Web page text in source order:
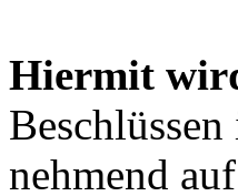
Hiermit
nehmend